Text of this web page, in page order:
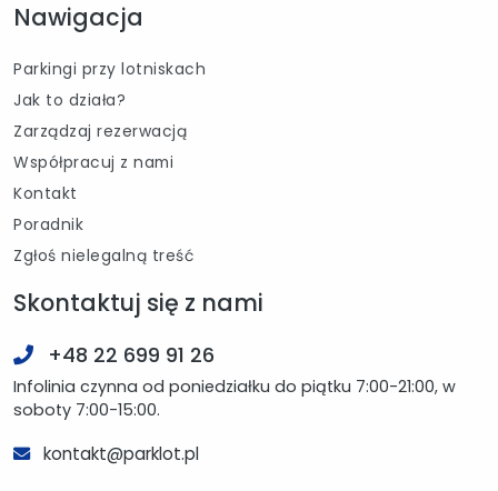
Nawigacja
Parkingi przy lotniskach
Jak to działa?
Zarządzaj rezerwacją
Współpracuj z nami
Kontakt
Poradnik
Zgłoś nielegalną treść
Skontaktuj się z nami
+48 22 699 91 26
Infolinia czynna od poniedziałku do piątku 7:00-21:00, w
soboty 7:00-15:00.
kontakt@parklot.pl